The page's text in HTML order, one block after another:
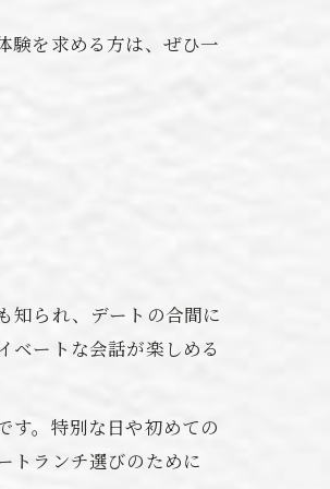
験を求める方は、ぜひ一
知られ、デートの合間に
ベートな会話が楽しめる
す。特別な日や初めての
トランチ選びのために